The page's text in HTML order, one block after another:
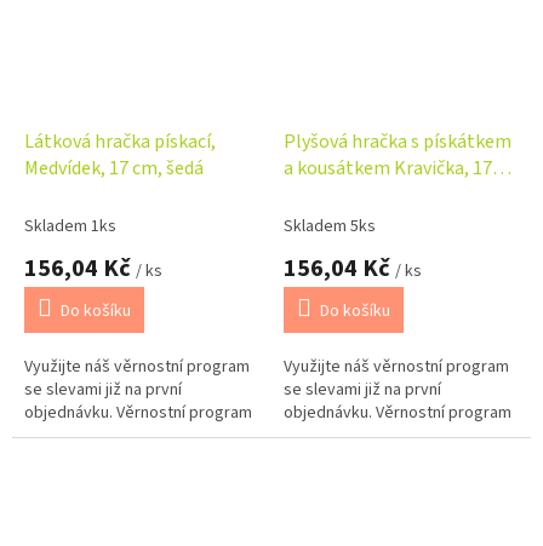
Látková hračka pískací,
Medvídek, 17 cm, šedá
Skladem 1ks
156,04 Kč / ks
Do košíku
Využijte náš věrnostní program
se slevami již na první
objednávku. Věrnostní program
Plyšová hračka s pískátkem
a kousátkem Kravička, 17
Skladem 5ks
156,04 Kč / ks
Do košíku
Využijte náš věrnostní program
se slevami již na první
objednávku. Věrnostní program